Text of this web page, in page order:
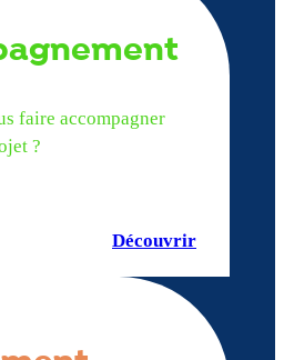
faire accompagner
?
Découvrir